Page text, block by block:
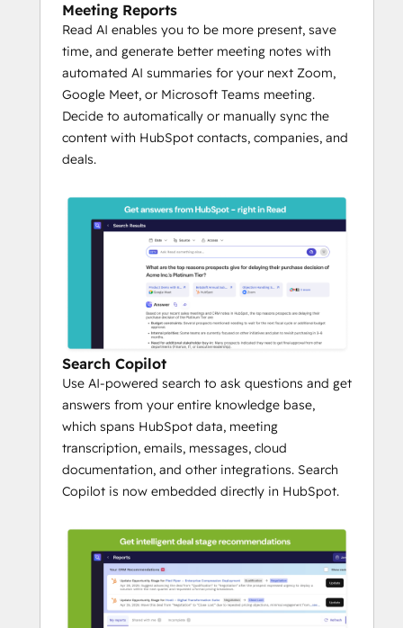
Learn more about how to make your day
more efficient and your quarter more
profitable at
Meeting Reports
Read AI enables you to be more present, save
time, and generate better meeting notes with
automated AI summaries for your next Zoom,
Google Meet, or Microsoft Teams meeting.
Decide to automatically or manually sync the
content with HubSpot contacts, companies, and
deals.
Search Copilot
Use AI-powered search to ask questions and get
answers from your entire knowledge base,
which spans HubSpot data, meeting
transcription, emails, messages, cloud
documentation, and other integrations. Search
Copilot is now embedded directly in HubSpot.